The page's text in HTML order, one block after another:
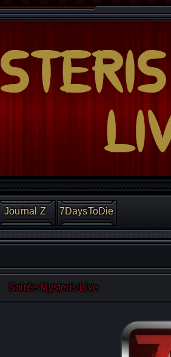
Journal Z 7DaysToDie
Soirée Mysteris Live